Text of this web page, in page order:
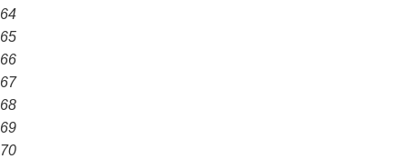
64
65
66
67
68
69
70